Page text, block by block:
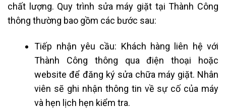
chất lượng. Quy trình sửa máy giặt tại Thành Công
thông thường bao gồm các bước sau:
Tiếp nhận yêu cầu: Khách hàng liên hệ với
Thành Công thông qua điện thoại hoặc
website để đăng ký sửa chữa máy giặt. Nhân
viên sẽ ghi nhận thông tin về sự cố của máy
và hẹn lịch hẹn kiểm tra.